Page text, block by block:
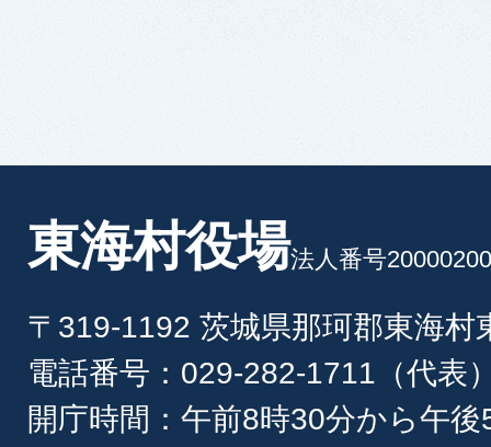
東海村役場法人番号
〒319-1192 茨城県那珂郡東海村
電話番号：029-282-1711（代表
開庁時間：午前8時30分から午